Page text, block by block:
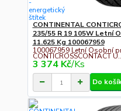
CONTINENTAL
235/55 R 19 105W Letní
11.625 Kg 100067959
100067959 Letní Osobní
CONTICROSSCONTACT
3 374 Kč/Ks
Do